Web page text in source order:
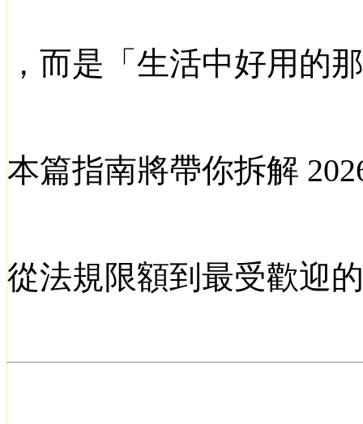
， 而是「生活中好用的
本篇指南將帶你拆解
從法規限額到最受歡迎